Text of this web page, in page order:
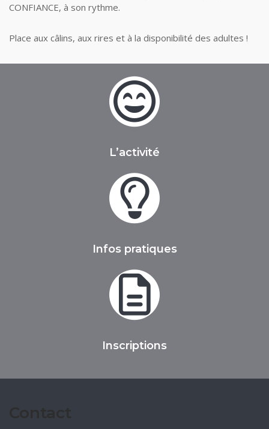
CONFIANCE, à son rythme.
Place aux câlins, aux rires et à la disponibilité des adultes !
L’activité
Infos pratiques
Inscriptions